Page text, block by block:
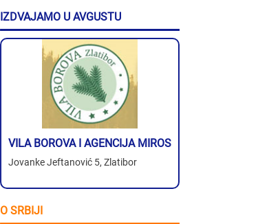
IZDVAJAMO U AVGUSTU
VILA BOROVA I AGENCIJA MIROS
Jovanke Jeftanović 5, Zlatibor
O SRBIJI